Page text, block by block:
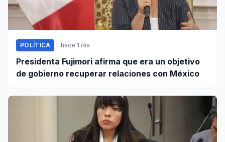
POLÍTICA hace 1 día
Presidenta Fujimori afirma que era un objetivo
de gobierno recuperar relaciones con México